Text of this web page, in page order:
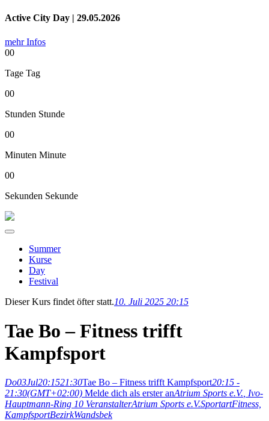
Active City Day | 29.05.2026
mehr Infos
00
Tage Tag
00
Stunden Stunde
00
Minuten Minute
00
Sekunden Sekunde
Summer
Kurse
Day
Festival
Dieser Kurs findet öfter statt.10. Juli 2025 20:15
Tae Bo – Fitness trifft
Kampfsport
Do03Jul20:1521:30Tae Bo – Fitness trifft Kampfsport20:15 -
21:30(GMT+02:00) Melde dich als erster anAtrium Sports e.V., Ivo-
Hauptmann-Ring 10 VeranstalterAtrium Sports e.V.SportartFitness,
KampfsportBezirkWandsbek